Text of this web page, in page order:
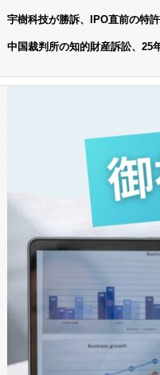
宇樹科技が勝訴、IPO直前の特
中国裁判所の知的財産訴訟、